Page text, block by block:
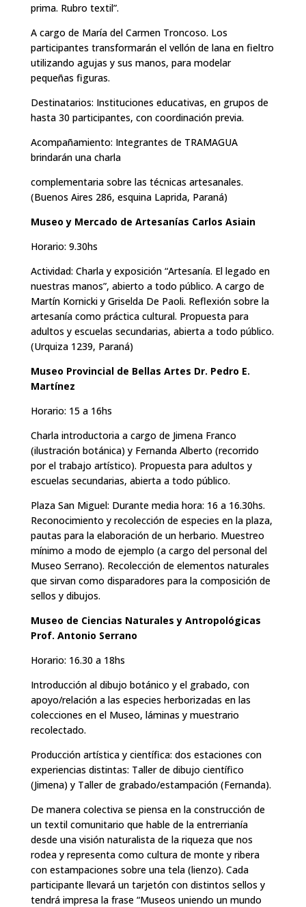
prima. Rubro textil”.
A cargo de María del Carmen Troncoso. Los
participantes transformarán el vellón de lana en fieltro
utilizando agujas y sus manos, para modelar
pequeñas figuras.
Destinatarios: Instituciones educativas, en grupos de
hasta 30 participantes, con coordinación previa.
Acompañamiento: Integrantes de TRAMAGUA
brindarán una charla
complementaria sobre las técnicas artesanales.
(Buenos Aires 286, esquina Laprida, Paraná)
Museo y Mercado de Artesanías Carlos Asiain
Horario: 9.30hs
Actividad: Charla y exposición “Artesanía. El legado en
nuestras manos”, abierto a todo público. A cargo de
Martín Kornicki y Griselda De Paoli. Reflexión sobre la
artesanía como práctica cultural. Propuesta para
adultos y escuelas secundarias, abierta a todo público.
(Urquiza 1239, Paraná)
Museo Provincial de Bellas Artes Dr. Pedro E.
Martínez
Horario: 15 a 16hs
Charla introductoria a cargo de Jimena Franco
(ilustración botánica) y Fernanda Alberto (recorrido
por el trabajo artístico). Propuesta para adultos y
escuelas secundarias, abierta a todo público.
Plaza San Miguel: Durante media hora: 16 a 16.30hs.
Reconocimiento y recolección de especies en la plaza,
pautas para la elaboración de un herbario. Muestreo
mínimo a modo de ejemplo (a cargo del personal del
Museo Serrano). Recolección de elementos naturales
que sirvan como disparadores para la composición de
sellos y dibujos.
Museo de Ciencias Naturales y Antropológicas
Prof. Antonio Serrano
Horario: 16.30 a 18hs
Introducción al dibujo botánico y el grabado, con
apoyo/relación a las especies herborizadas en las
colecciones en el Museo, láminas y muestrario
recolectado.
Producción artística y científica: dos estaciones con
experiencias distintas: Taller de dibujo científico
(Jimena) y Taller de grabado/estampación (Fernanda).
De manera colectiva se piensa en la construcción de
un textil comunitario que hable de la entrerrianía
desde una visión naturalista de la riqueza que nos
rodea y representa como cultura de monte y ribera
con estampaciones sobre una tela (lienzo). Cada
participante llevará un tarjetón con distintos sellos y
tendrá impresa la frase “Museos uniendo un mundo